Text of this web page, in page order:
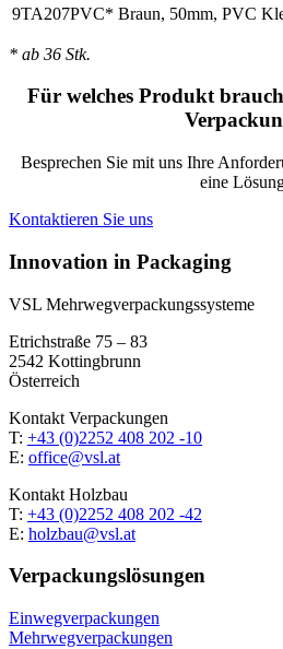
9TA207PVC* Braun, 50mm, PVC
* ab 36 Stk.
Für welches Produkt
Besprechen Sie mit uns Ihre
eine
Kontaktieren Sie uns
Innovation in Packaging
VSL Mehrweg­verpackungssysteme
Etrichstraße 75 – 83
2542 Kottingbrunn
Österreich
Kontakt Verpackungen
T: +43 (0)2252 408 202 -10
E: office@vsl.at
Kontakt Holzbau
T: +43 (0)2252 408 202 -42
E: holzbau@vsl.at
Verpackungs­lösungen
Einwegverpackungen
Mehrwegverpackungen